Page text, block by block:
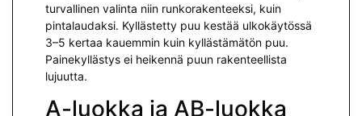
turvallinen valinta niin runkorakenteeksi, kuin
pintalaudaksi. Kyllästetty puu kestää ulkokäytössä
3–5 kertaa kauemmin kuin kyllästämätön puu.
Painekyllästys ei heikennä puun rakenteellista
lujuutta.
A-luokka ja AB-luokka